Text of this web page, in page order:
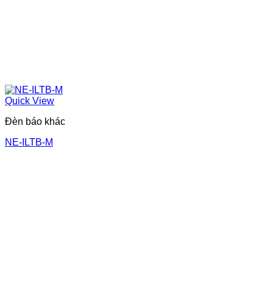
Quick View
Đèn báo khác
NE-ILTB-M